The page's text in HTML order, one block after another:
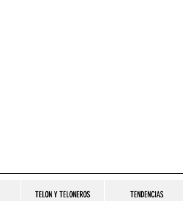
TELON Y TELONEROS TENDENCIAS